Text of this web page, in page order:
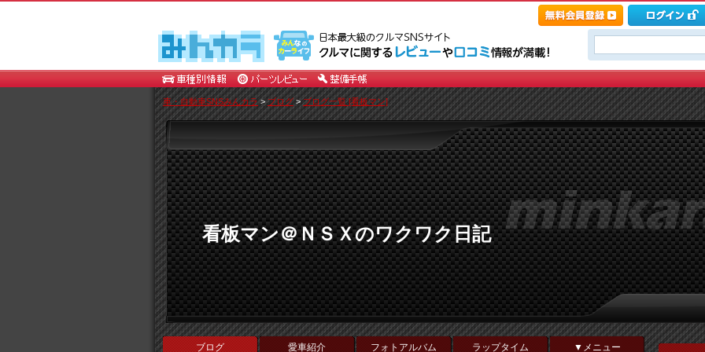
車・自動車SNSみんカラ>ブログ>ブログ一覧 [看板マン]
看板マン＠ＮＳＸのワクワク日記
ブログ 愛車紹介 フォトアルバム ラップタイム ▼メニュー